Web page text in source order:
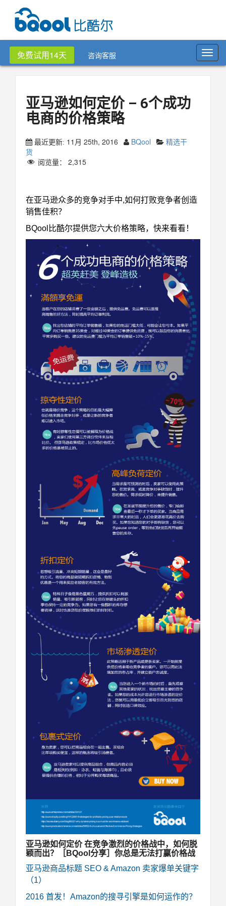
免费试用14天 咨询客服
亚马逊如何定价 – 6个成功
电商的价格策略
最近更新: 11月 25th, 2016 BQool
精选干
货
阅览量： 2,315
在亚马逊众多的竞争对手中,如何打败竞争者创造
销售佳积？
BQool比酷尔提供您六大价格策略，快来看看！
亚马逊如何定价 在竞争激烈的价格战中，如何脱
颖而出？［BQool分享］你总是无法打赢价格战
亚马逊商品标题 SEO & Amazon 卖家爆单关键字
（1）
2016 首发！Amazon的搜寻引擎是如何运作的？